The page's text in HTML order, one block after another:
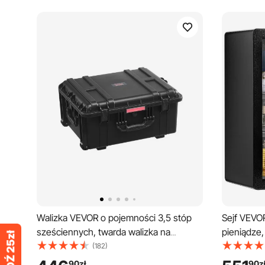
Walizka VEVOR o pojemności 3,5 stóp
sześciennych, twarda walizka na
kółkach z kółkami i wysuwaną rączką,
wodoodporna obudowa ochronna IP67 z
(182)
Sejf
sejf